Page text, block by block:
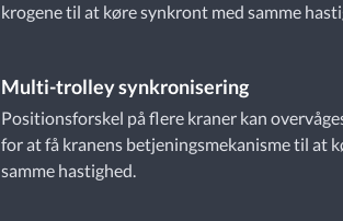
krogene til at køre synkront med samme
Multi-trolley synkronisering
Positionsforskel på flere kraner kan
for at få kranens betjeningsmekanisme til at
samme hastighed.